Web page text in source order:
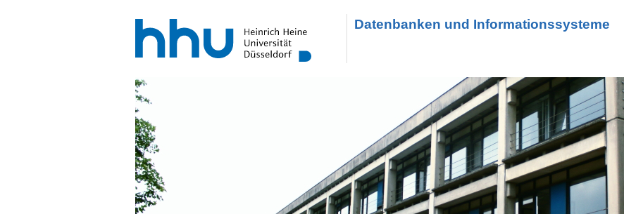
Datenbanken und Informationssysteme